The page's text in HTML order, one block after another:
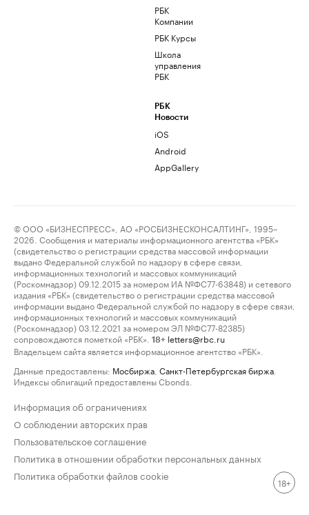
РБК
Компании
РБК Курсы
Школа
управления
РБК
РБК
Новости
iOS
Android
AppGallery
© ООО «БИЗНЕСПРЕСС», АО «РОСБИЗНЕСКОНСАЛТИНГ», 1995–
2026. Сообщения и материалы информационного агентства «РБК»
(свидетельство о регистрации средства массовой информации
выдано Федеральной службой по надзору в сфере связи,
информационных технологий и массовых коммуникаций
(Роскомнадзор) 09.12.2015 за номером ИА №ФС77-63848) и сетевого
издания «РБК» (свидетельство о регистрации средства массовой
информации выдано Федеральной службой по надзору в сфере связи,
информационных технологий и массовых коммуникаций
(Роскомнадзор) 03.12.2021 за номером ЭЛ №ФС77-82385)
сопровождаются пометкой «РБК».
18+ letters@rbc.ru
Владельцем сайта является информационное агентство «РБК».
Данные предоставлены: Мосбиржа Санкт-Петербургская биржа
Индексы облигаций предоставлены Cbonds.
Информация об ограничениях
О соблюдении авторских прав
Пользовательское соглашение
Политика в отношении обработки персональных данных
Политика обработки файлов cookie
18+